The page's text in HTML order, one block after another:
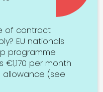
of contract
EU nationals
programme
per month
(see